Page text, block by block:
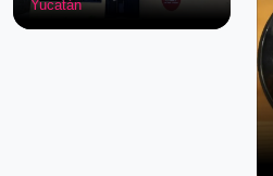
Yucatán